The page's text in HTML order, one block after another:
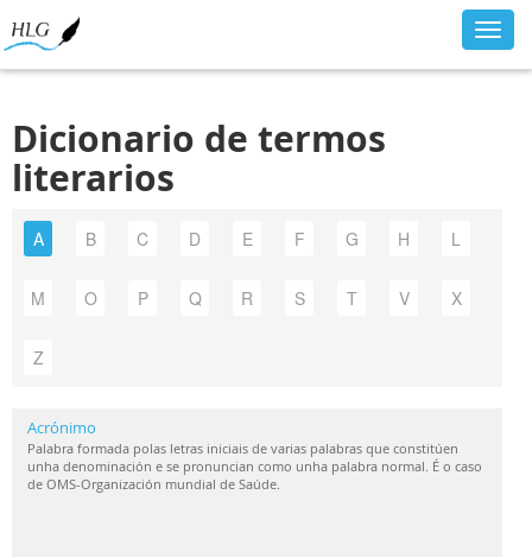
Dicionario de termos
literarios
A B C D E F G H L
M O P Q R S T V X
Z
Acrónimo
Palabra formada polas letras iniciais de varias palabras que constitúen
unha denominación e se pronuncian como unha palabra normal. É o caso
de OMS-Organización mundial de Saúde.